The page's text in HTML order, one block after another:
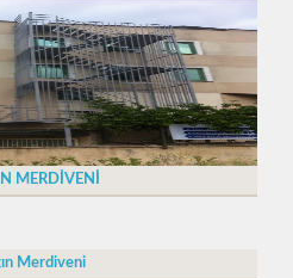
MERDİVENİ
Merdiveni